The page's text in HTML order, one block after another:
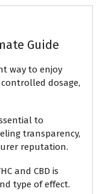
Guide
way to enjoy
dosage,
to
transparency,
reputation.
and CBD is
type of effect.